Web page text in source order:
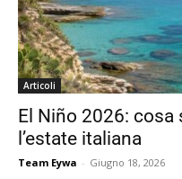
Articoli
El Niño 2026:
l’estate italiana
Team Eywa - Giugno 18, 2026